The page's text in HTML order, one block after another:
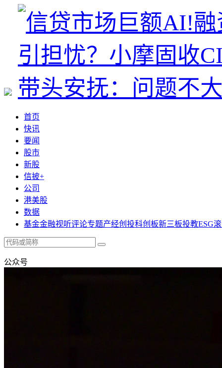
首页
快讯
要闻
股市
新股
信披+
公司
港美股
数据
基金金融视听评论专题产经创投科创板新三板投教ESG
公众号